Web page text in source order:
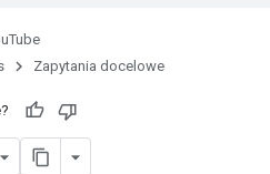
Zapytania docelowe